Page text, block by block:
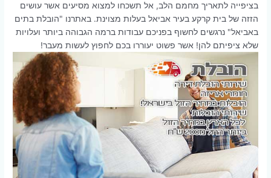
בציפייה לתאריך מחמם הלב, אל תשכחו למצוא מסיעים אשר עושים
הזזה של בית קרקע בעיר אביאל בעלות מצוינת. באתרנו "הובלת בתים
באביאל" נרגשים לחשוף בפניכם עבודות ברמה הגבוהה ביותר ועלויות
שלא ציפיתם להן! אשר פשוט יעוררו בכם לחפוץ לעשות מעבר!